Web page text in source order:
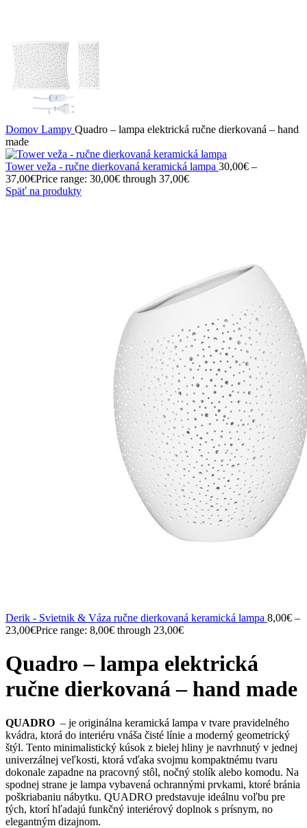
Domov Lampy Quadro – lampa elektrická ručne dierkovaná – hand
made
Tower veža - ručne dierkovaná keramická lampa 30,00€ –
37,00€Price range: 30,00€ through 37,00€
Späť na produkty
Derik - Svietnik & Váza ručne dierkovaná keramická lampa 8,00€ –
23,00€Price range: 8,00€ through 23,00€
Quadro – lampa elektrická
ručne dierkovaná – hand made
QUADRO – je originálna keramická lampa v tvare pravidelného
kvádra, ktorá do interiéru vnáša čisté línie a moderný geometrický
štýl. Tento minimalistický kúsok z bielej hliny je navrhnutý v jednej
univerzálnej veľkosti, ktorá vďaka svojmu kompaktnému tvaru
dokonale zapadne na pracovný stôl, nočný stolík alebo komodu. Na
spodnej strane je lampa vybavená ochrannými prvkami, ktoré bránia
poškriabaniu nábytku. QUADRO predstavuje ideálnu voľbu pre
tých, ktorí hľadajú funkčný interiérový doplnok s prísnym, no
elegantným dizajnom.